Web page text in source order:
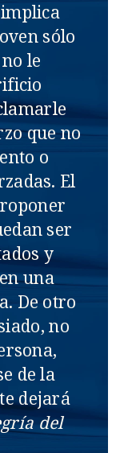
sólo
le
que no
o
El
ser
y
una
De otro
no
de la
dejará
del